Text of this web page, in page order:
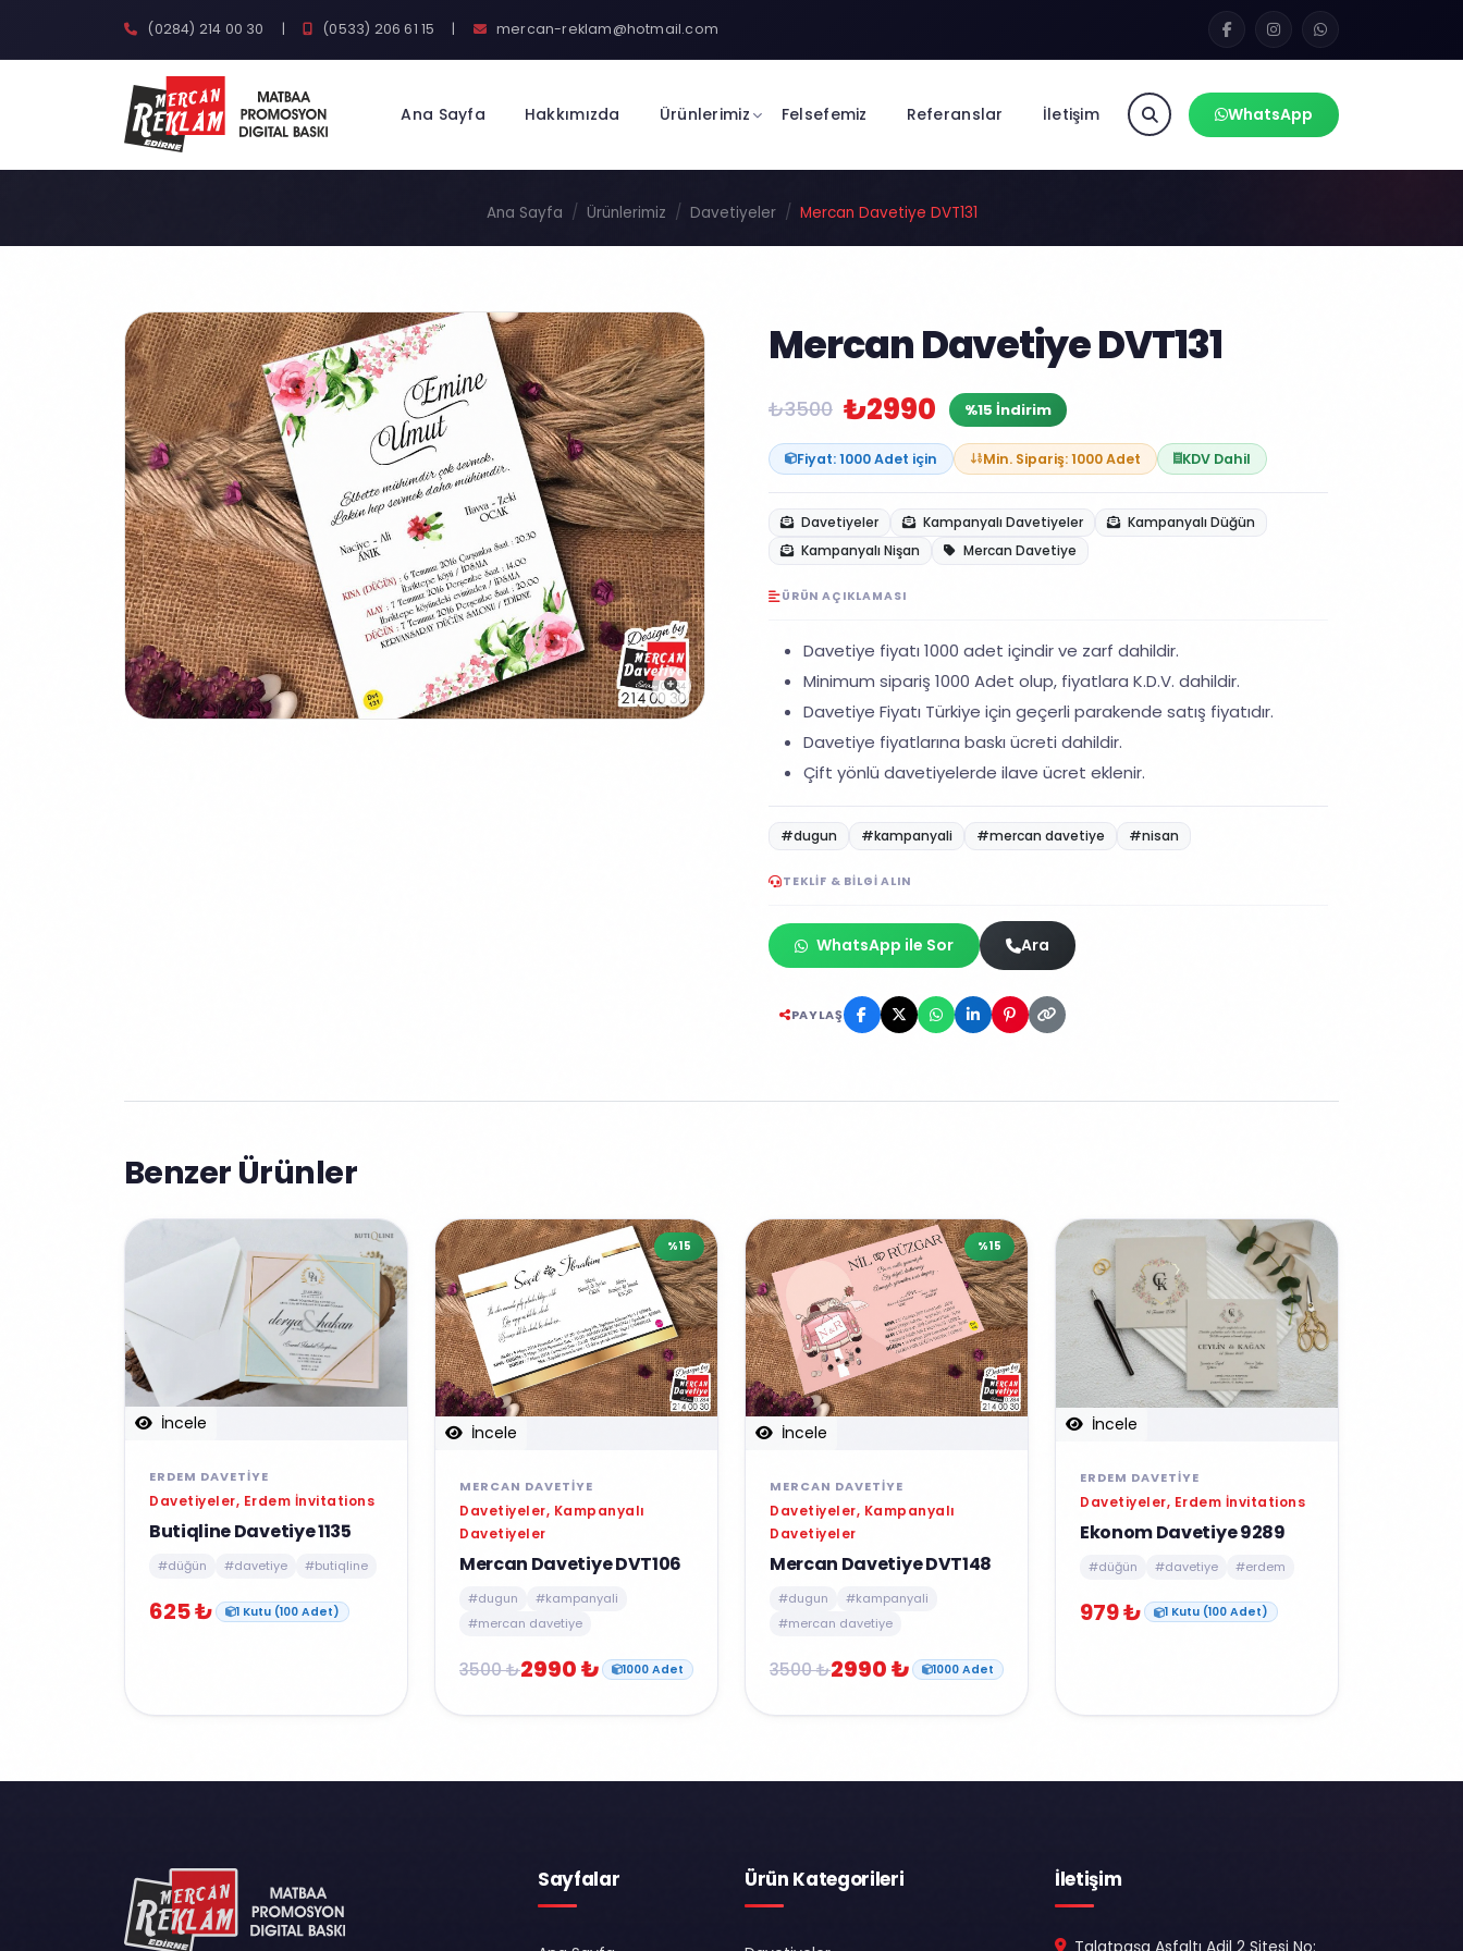
(0284) 214 00 30 | (0533) 206 61 15 | mercan-reklam@hotmail.com
Ana Sayfa Hakkımızda Ürünlerimiz Felsefemiz Referanslar İletişim WhatsApp
Ana Sayfa Ürünlerimiz Davetiyeler Mercan Davetiye DVT131
Mercan Davetiye DVT131
₺3500 ₺2990 %15 İndirim
Fiyat: 1000 Adet için Min. Sipariş: 1000 Adet KDV Dahil
Davetiyeler Kampanyalı Davetiyeler
Kampanyalı Düğün
Kampanyalı Nişan
Mercan Davetiye
ÜRÜN AÇIKLAMASI
Davetiye fiyatı 1000 adet içindir ve zarf dahildir.
Minimum sipariş 1000 Adet olup, fiyatlara K.D.V. dahildir.
Davetiye Fiyatı Türkiye için geçerli parakende satış fiyatıdır.
Davetiye fiyatlarına baskı ücreti dahildir.
Çift yönlü davetiyelerde ilave ücret eklenir.
#dugun #kampanyali #mercan davetiye #nisan
TEKLIF & BILGI ALIN
WhatsApp ile Sor Ara
PAYLAŞ
Benzer Ürünler
İncele
ERDEM DAVETIYE
Davetiyeler, Erdem İnvitations
Butiqline Davetiye 1135
#düğün #davetiye #butiqline
625 ₺ 1 Kutu (100 Adet)
İncele
%15
MERCAN DAVETIYE
Davetiyeler, Kampanyalı
Davetiyeler
Mercan Davetiye DVT106
#dugun
#kampanyali
#mercan davetiye
3500 ₺2990 ₺ 1000 Adet
İncele
%15
MERCAN DAVETIYE
Davetiyeler, Kampanyalı
Davetiyeler
Mercan Davetiye DVT148
#dugun
#kampanyali
#mercan davetiye
3500 ₺2990 ₺ 1000 Adet
İncele
ERDEM DAVETIYE
Davetiyeler, Erdem İnvitations
Ekonom Davetiye 9289
#düğün #davetiye #erdem
979 ₺ 1 Kutu (100 Adet)
Sayfalar Ürün Kategorileri İletişim